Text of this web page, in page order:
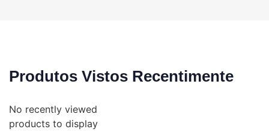
Produtos Vistos Recentimente
No recently viewed
products to display